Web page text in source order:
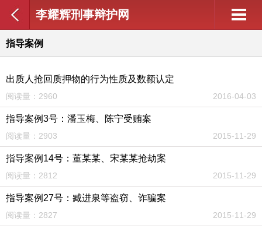
李耀辉刑事辩护网
指导案例
出质人抢回质押物的行为性质及数额认定
阅读量：2960 2016-04-03
指导案例3号：潘玉梅、陈宁受贿案
阅读量：2903 2015-11-29
指导案例14号：董某某、宋某某抢劫案
阅读量：2812 2015-11-29
指导案例27号：臧进泉等盗窃、诈骗案
阅读量：2827 2015-11-29